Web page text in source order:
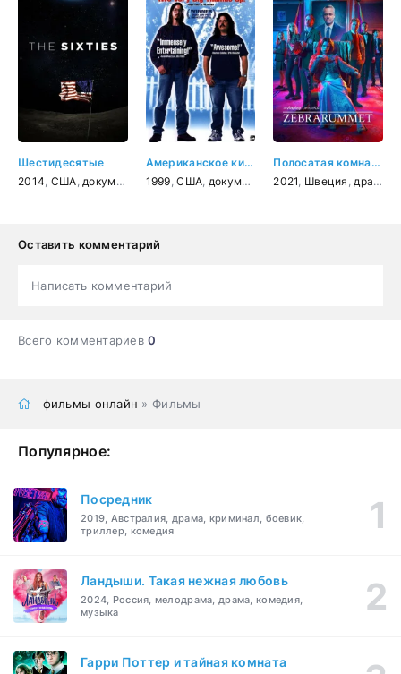
Шестидесятые
2014 США документальный ,история
Американское кино
1999 ,США документальный ,комедия
Полосатая комната
2021 Швеция драма
Оставить комментарий
Написать комментарий
Всего комментариев0
фильмы онлайн » Фильмы
Популярное:
Посредник
2019, Австралия, драма, криминал, боевик,
триллер, комедия
Ландыши. Такая нежная любовь
2024, Россия, мелодрама, драма, комедия,
музыка
Гарри Поттер и тайная комната